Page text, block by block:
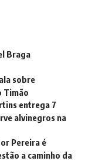
Braga
sobre
Timão
entrega 7
alvinegros na
Pereira é
a caminho da